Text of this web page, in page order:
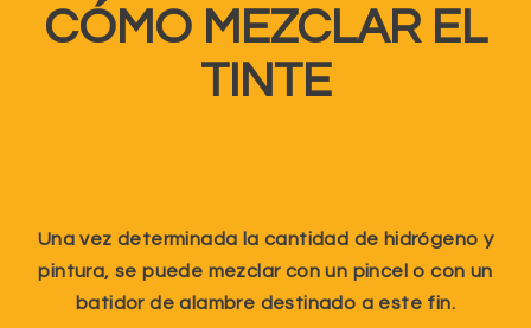
CÓMO MEZCLAR EL
TINTE
Una vez determinada la cantidad de hidrógeno y
pintura, se puede mezclar con un pincel o con un
batidor de alambre destinado a este fin.